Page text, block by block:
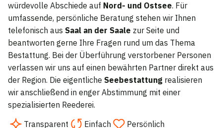
würdevolle Abschiede auf Nord- und Ostsee. Für
umfassende, persönliche Beratung stehen wir Ihnen
telefonisch aus Saal an der Saale zur Seite und
beantworten gerne Ihre Fragen rund um das Thema
Bestattung. Bei der Überführung verstorbener Personen
verlassen wir uns auf einen bewährten Partner direkt aus
der Region. Die eigentliche Seebestattung realisieren
wir anschließend in enger Abstimmung mit einer
spezialisierten Reederei.
Transparent
Einfach Persönlich